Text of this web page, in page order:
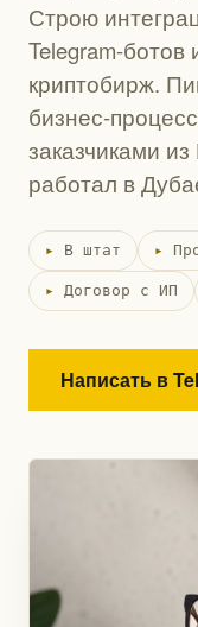
Строю
Telegram-ботов
криптобирж.
бизнес-
заказчиками
работал в
В штат
Договор с ИП
Написать в